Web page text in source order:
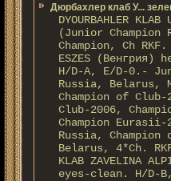
Дюрбахлер клаб У...
DYOURBAHLER
(Junior Champion
Champion, Ch RKF.
ESZES (Венгрия)
H/D-A, E/D-0.-
Russia, Belarus,
Champion of Club-
Club-2006,
Champion Eurasii-
Russia,
Belarus, 4*Ch.
KLAB ZAVELINA
eyes-clean. H/D-